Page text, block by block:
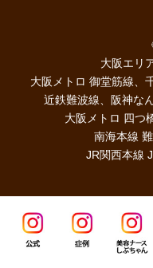
大阪エリ
大阪メトロ 御堂筋線、
近鉄難波線、阪神な
大阪メトロ 四つ
南海本線
JR関西本線